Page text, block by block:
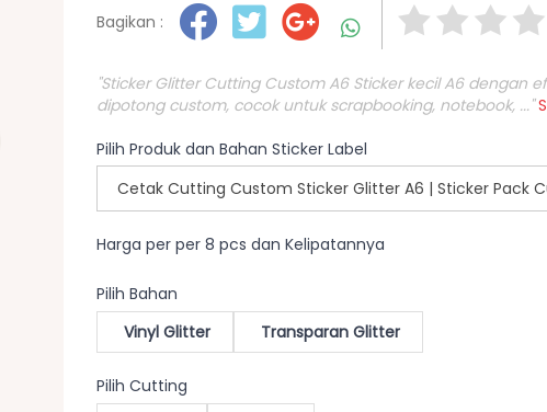
Bagikan :
"Sticker Glitter Cutting Custom A6 Sticker kecil A6 dengan
dipotong custom, cocok untuk scrapbooking, notebook, ..."
Pilih Produk dan Bahan Sticker Label
Cetak Cutting Custom Sticker Glitter A6 | Sticker Pack
Harga per per 8 pcs dan Kelipatannya
Pilih Bahan
Vinyl Glitter
Transparan Glitter
Pilih Cutting